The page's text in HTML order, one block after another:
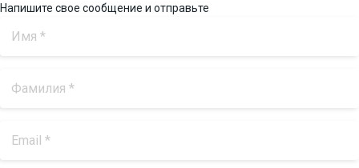
Напишите свое сообщение и отправьте